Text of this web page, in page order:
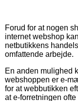
Forud for at nogen
internet webshop
netbutikkens
omfattende arbejde.
En anden mulighed
webshoppen er e-
for at webbutikken
at e-forretningen